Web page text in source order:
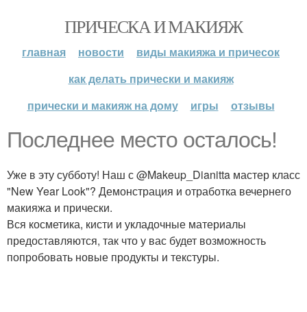
ПРИЧЕСКА И МАКИЯЖ
главная новости
виды макияжа и причесок
как делать прически и макияж
прически и макияж на дому
игры отзывы
Последнее место осталось!
Уже в эту субботу! Наш с @Makeup_Dianitta мастер класс
"New Year Look"? Демонстрация и отработка вечернего
макияжа и прически.
Вся косметика, кисти и укладочные материалы
предоставляются, так что у вас будет возможность
попробовать новые продукты и текстуры.